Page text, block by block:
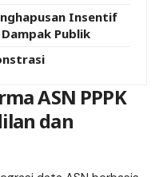
Insentif
Publik
ASN PPPK
dan